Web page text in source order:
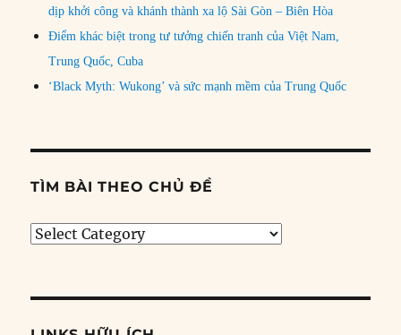
dịp khởi công và khánh thành xa lộ Sài Gòn – Biên Hòa
Điểm khác biệt trong tư tưởng chiến tranh của Việt Nam,
Trung Quốc, Cuba
‘Black Myth: Wukong’ và sức mạnh mềm của Trung Quốc
TÌM BÀI THEO CHỦ ĐỀ
Tìm